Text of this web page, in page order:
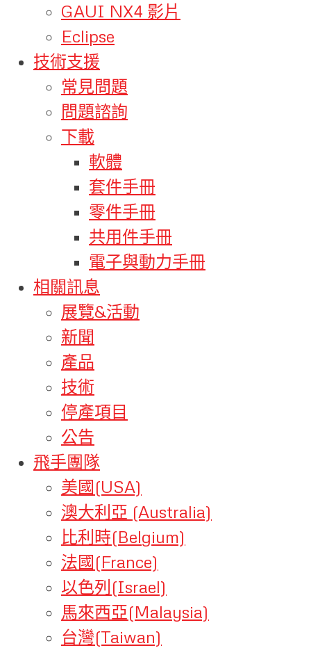
GAUI NX4 影片
Eclipse
技術支援
常見問題
問題諮詢
下載
軟體
套件手冊
零件手冊
共用件手冊
電子與動力手冊
相關訊息
展覽&活動
新聞
產品
技術
停產項目
公告
飛手團隊
美國(USA)
澳大利亞 (Australia)
比利時(Belgium)
法國(France)
以色列(Israel)
馬來西亞(Malaysia)
台灣(Taiwan)